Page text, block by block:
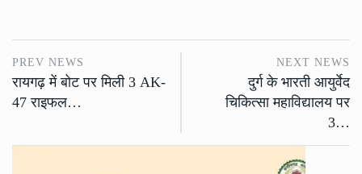
PREV NEWS
रायगढ़ में बोट पर मिली 3 AK-
47 राइफल…
NEXT NEWS
दुर्ग के भारती आयुर्वेद
चिकित्सा महाविद्यालय पर
3…